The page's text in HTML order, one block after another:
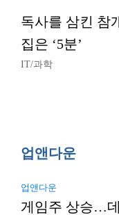
독사를 삼킨 참
집은 ‘5분’
IT/과학
업앤다운
업앤다운
게임주 상승…